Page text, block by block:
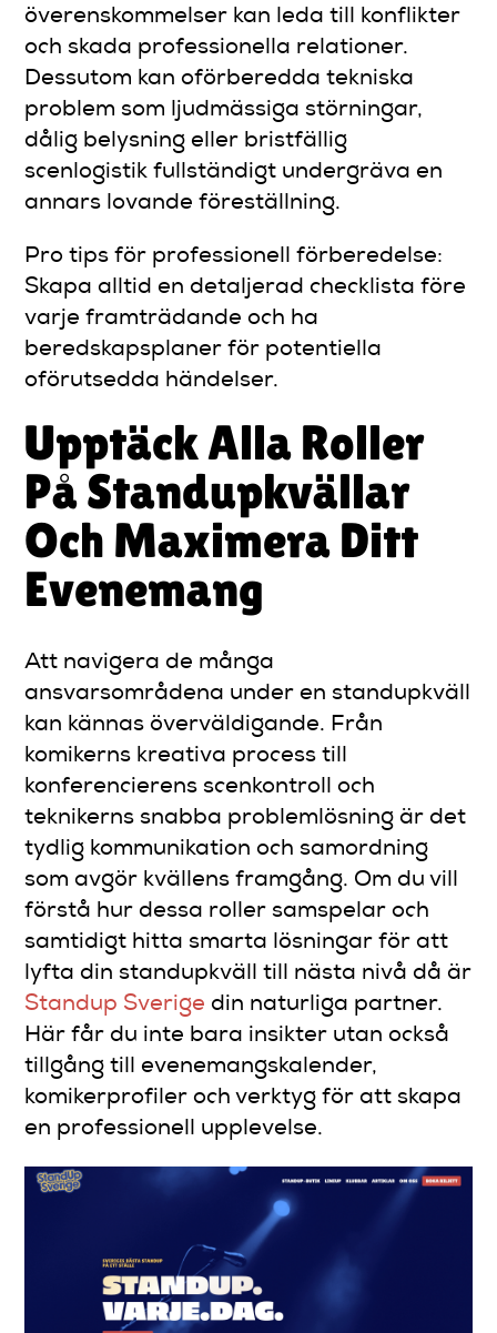
överenskommelser kan leda till konflikter
och skada professionella relationer.
Dessutom kan oförberedda tekniska
problem som ljudmässiga störningar,
dålig belysning eller bristfällig
scenlogistik fullständigt undergräva en
annars lovande föreställning.
Pro tips för professionell förberedelse:
Skapa alltid en detaljerad checklista före
varje framträdande och ha
beredskapsplaner för potentiella
oförutsedda händelser.
Upptäck Alla Roller
På Standupkvällar
Och Maximera Ditt
Evenemang
Att navigera de många
ansvarsområdena under en standupkväll
kan kännas överväldigande. Från
komikerns kreativa process till
konferencierens scenkontroll och
teknikerns snabba problemlösning är det
tydlig kommunikation och samordning
som avgör kvällens framgång. Om du vill
förstå hur dessa roller samspelar och
samtidigt hitta smarta lösningar för att
lyfta din standupkväll till nästa nivå då är
Standup Sverige din naturliga partner.
Här får du inte bara insikter utan också
tillgång till evenemangskalender,
komikerprofiler och verktyg för att skapa
en professionell upplevelse.